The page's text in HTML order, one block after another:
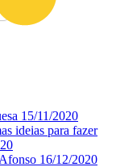
15/11/2020
ideias para fazer
16/12/2020